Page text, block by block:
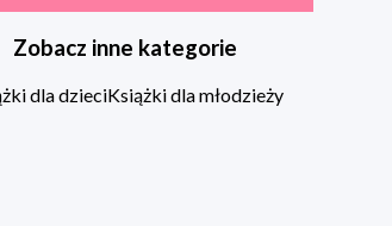
Zobacz inne kategorie
dla dzieciKsiążki dla młodzieży